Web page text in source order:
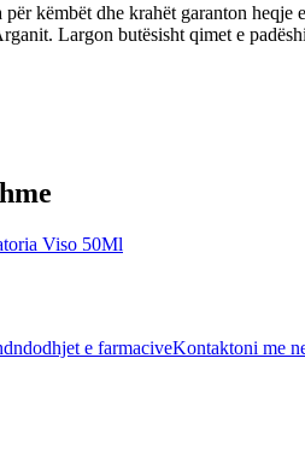
këmbët dhe krahët garanton
Largon butësisht qimet e
Viso 50Ml
e farmaciveKontaktoni me